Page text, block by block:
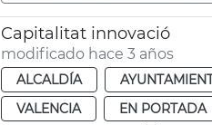
Capitalitat innovació
modificado hace 3 años
ALCALDÍA
VALENCIA
EN PORTADA